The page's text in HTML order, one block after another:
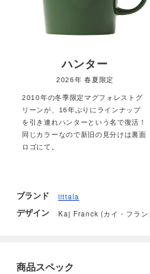
ハンター
2026年 春夏限定
2010年の冬季限定マグフォレストグ
リーンが、16年ぶりにラインナップ
を引き連れハンターという名で復活！
同じカラーなので新旧の見分けは裏面
ロゴにて。
ブランド iittala
デザイン Kaj Franck (カイ・フラン
商品スペック